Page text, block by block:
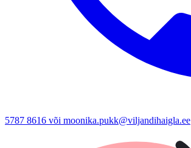
5787 8616 või moonika.pukk@viljandihaigla.ee